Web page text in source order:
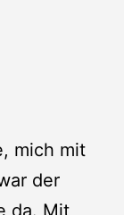
mich mit
der
da. Mit